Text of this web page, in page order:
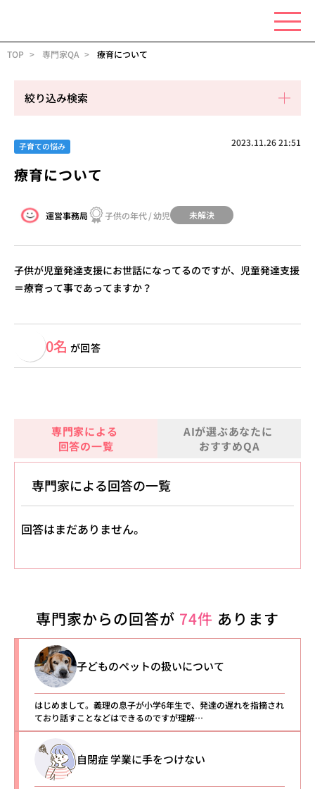
TOP 専門家QA 療育について
絞り込み検索
子育ての悩み 2023.11.26 21:51
療育について
運営事務局 子供の年代/幼児 未解決
子供が児童発達支援にお世話になってるのですが、児童発達支援
＝療育って事であってますか？
0名 が回答
専門家による
回答の一覧
AIが選ぶあなたに
おすすめQA
専門家による回答の一覧
回答はまだありません。
専門家からの回答が 74件 あります
子どものペットの扱いについて
はじめまして。義理の息子が小学6年生で、発達の遅れを指摘され
ており話すことなどはできるのですが理解…
自閉症 学業に手をつけない